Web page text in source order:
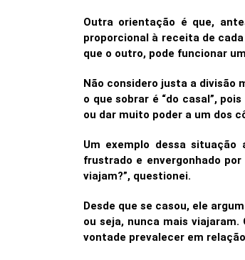
Outra orientação é que,
proporcional à receita de
que o outro, pode funcionar
Não considero justa a divisão
o que sobrar é “do casal”,
ou dar muito poder a um dos
Um exemplo dessa
frustrado e envergonhado
viajam?”, questionei.
Desde que se casou, ele
ou seja, nunca mais
vontade prevalecer em